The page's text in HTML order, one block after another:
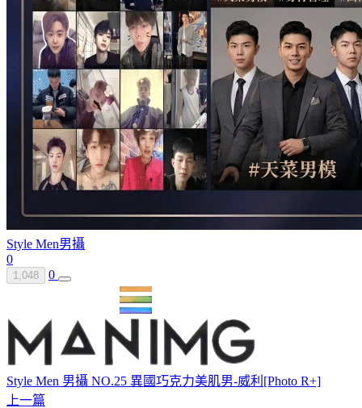
Style Men男攝
0
1,048 0
Style Men 男攝 NO.25 異國巧克力美肌男-威利[Photo R+]
上一篇